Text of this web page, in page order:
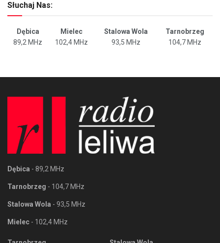
Słuchaj Nas:
Dębica Mielec Stalowa Wola
Tarnobrzeg
89,2 MHz
102,4 MHz 93,5 MHz 104,7 MHz
Dębica - 89,2 MHz
Tarnobrzeg - 104,7 MHz
Stalowa Wola - 93,5 MHz
Mielec - 102,4 MHz